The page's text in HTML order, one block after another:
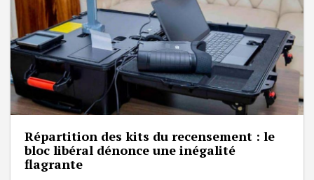
Répartition des kits du recensement : le
bloc libéral dénonce une inégalité
flagrante